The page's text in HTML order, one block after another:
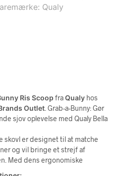
Qualy
Ris Scoop fraQualy hos
Outlet . Grab-a-Bunny: Gør
sjov oplevelse med Qualy Bella
skovl er designet til at matche
og vil bringe et strejf af
Med dens ergonomiske